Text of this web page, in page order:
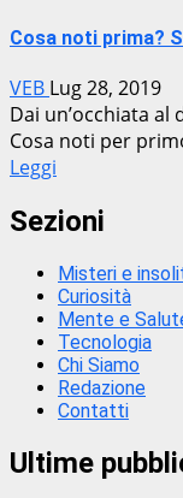
Cosa noti prima?
VEB Lug 28, 2019
Dai un’occhiata
Cosa noti per
Leggi
Sezioni
Misteri e
Curiosità
Mente e
Tecnologia
Chi Siamo
Redazione
Contatti
Ultime